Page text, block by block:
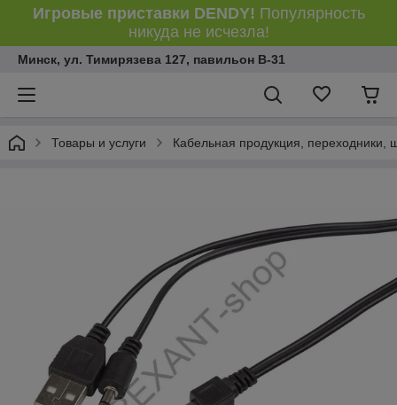
Игровые приставки DENDY! Популярность
никуда не исчезла!
Минск, ул. Тимирязева 127, павильон В-31
Товары и услуги Кабельная продукция, переходники,